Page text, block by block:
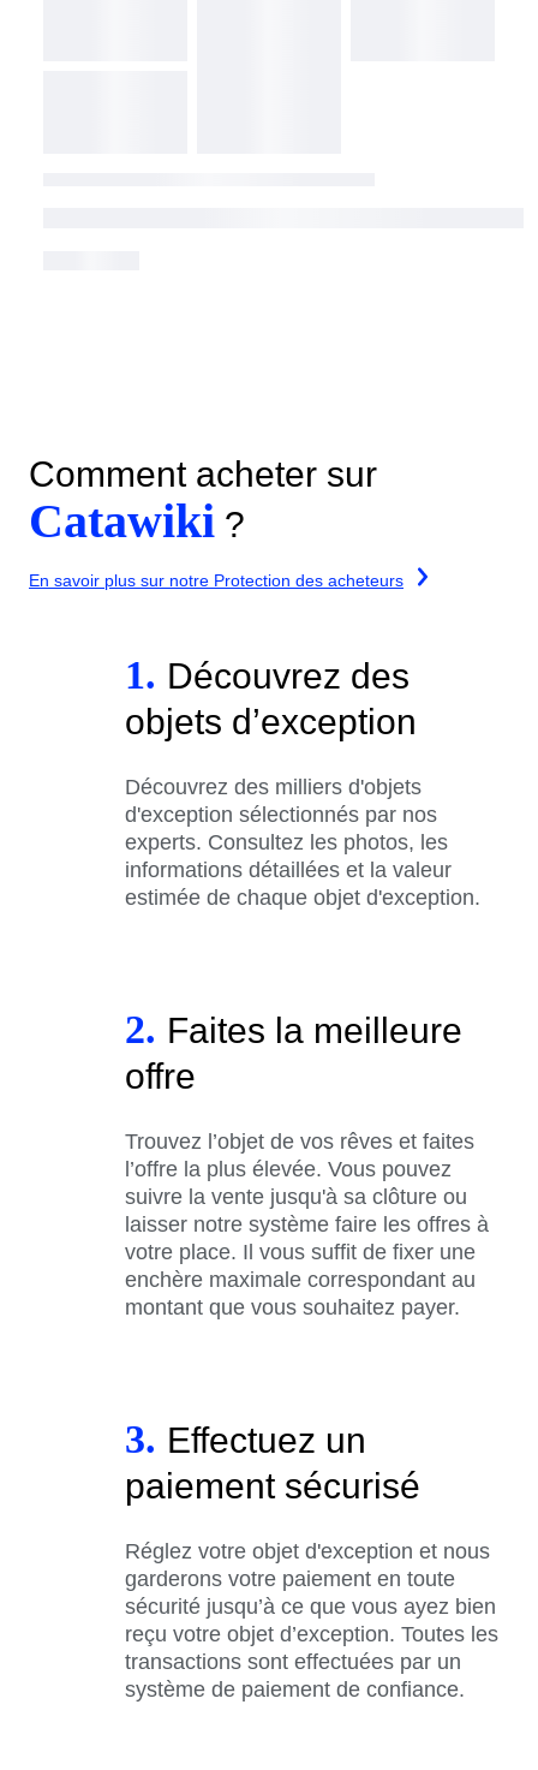
Comment acheter sur
Catawiki ?
En savoir plus sur notre Protection des acheteurs
1. Découvrez des
objets d’exception
Découvrez des milliers d'objets
d'exception sélectionnés par nos
experts. Consultez les photos, les
informations détaillées et la valeur
estimée de chaque objet d'exception.
2. Faites la meilleure
offre
Trouvez l’objet de vos rêves et faites
l’offre la plus élevée. Vous pouvez
suivre la vente jusqu'à sa clôture ou
laisser notre système faire les offres à
votre place. Il vous suffit de fixer une
enchère maximale correspondant au
montant que vous souhaitez payer.
3. Effectuez un
paiement sécurisé
Réglez votre objet d'exception et nous
garderons votre paiement en toute
sécurité jusqu’à ce que vous ayez bien
reçu votre objet d’exception. Toutes les
transactions sont effectuées par un
système de paiement de confiance.